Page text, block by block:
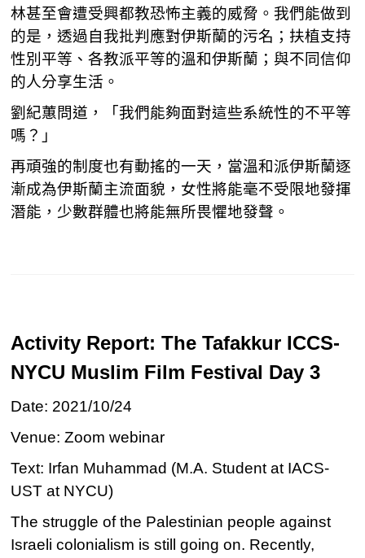
林甚至會遭受興都教恐怖主義的威脅。我們能做到
的是，透過自我批判應對伊斯蘭的污名；扶植支持
性別平等、各教派平等的溫和伊斯蘭；與不同信仰
的人分享生活。
劉紀蕙問道，「我們能夠面對這些系統性的不平等
嗎？」
再頑強的制度也有動搖的一天，當溫和派伊斯蘭逐
漸成為伊斯蘭主流面貌，女性將能毫不受限地發揮
潛能，少數群體也將能無所畏懼地發聲。
Activity Report: The Tafakkur ICCS-
NYCU Muslim Film Festival Day 3
Date: 2021/10/24
Venue: Zoom webinar
Text: Irfan Muhammad (M.A. Student at IACS-
UST at NYCU)
The struggle of the Palestinian people against
Israeli colonialism is still going on. Recently,